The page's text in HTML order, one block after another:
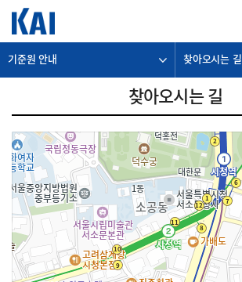
기준원 안내 찾아오시는 길
찾아오시는 길